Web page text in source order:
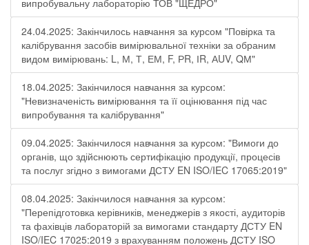
випробувальну лабораторію ТОВ "ЩЕДРО"
24.04.2025: Закінчилось навчання за курсом "Повірка та
калібрування засобів вимірювальної техніки за обраним
видом вимірювань: L, М, Т, ЕМ, F, РR, ІR, АUV, QМ"
18.04.2025: Закінчилося навчання за курсом:
"Невизначеність вимірювання та її оцінювання під час
випробування та калібрування"
09.04.2025: Закінчилося навчання за курсом: "Вимоги до
органів, що здійснюють сертифікацію продукції, процесів
та послуг згідно з вимогами ДСТУ EN ISO/IEC 17065:2019"
08.04.2025: Закінчилося навчання за курсом:
"Перепідготовка керівників, менеджерів з якості, аудиторів
та фахівців лабораторій за вимогами стандарту ДСТУ EN
ISO/IEC 17025:2019 з врахуванням положень ДСТУ ISO